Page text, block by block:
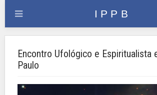
Encontro Ufológico e Espiritualista
Paulo